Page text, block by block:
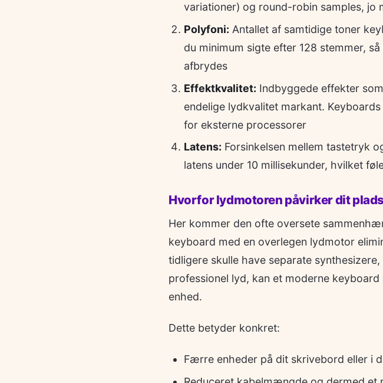
variationer) og round-robin samples, jo
Polyfoni: Antallet af samtidige toner
du minimum sigte efter 128 stemmer,
afbrydes
Effektkvalitet: Indbyggede effekter
endelige lydkvalitet markant.
for eksterne processorer
Latens: Forsinkelsen mellem tastetryk
latens under 10 millisekunder, hvilket
Hvorfor lydmotoren påvirker dit
Her kommer den ofte oversete
keyboard med en overlegen lydmotor
tidligere skulle have separate
professionel lyd, kan et moderne
enhed.
Dette betyder konkret:
Færre enheder på dit skrivebord eller i